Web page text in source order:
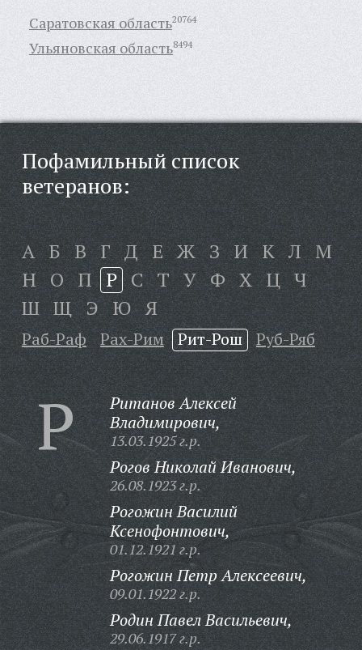
Саратовская область20764
Ульяновская область8494
Пофамильный список
ветеранов:
А Б В Г Д Е Ж З И К Л М
Н О П Р С Т У Ф Х Ц Ч
Ш Щ Э Ю Я
Раб-Раф Рах-Рим Рит-Рош Руб-Ряб
Р
Ританов Алексей
Владимирович,
13.03.1925 г.р.
Рогов Николай Иванович,
26.08.1923 г.р.
Рогожин Василий
Ксенофонтович,
01.12.1921 г.р.
Рогожин Петр Алексеевич,
09.01.1922 г.р.
Родин Павел Васильевич,
29.06.1917 г.р.